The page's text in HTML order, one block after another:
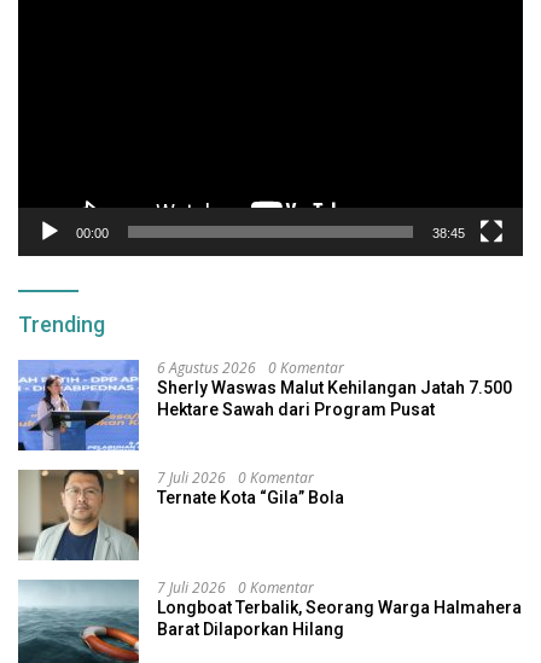
00:00 38:45
Trending
6 Agustus 2026 0 Komentar
Sherly Waswas Malut Kehilangan Jatah 7.500
Hektare Sawah dari Program Pusat
7 Juli 2026 0 Komentar
Ternate Kota “Gila” Bola
7 Juli 2026 0 Komentar
Longboat Terbalik, Seorang Warga Halmahera
Barat Dilaporkan Hilang